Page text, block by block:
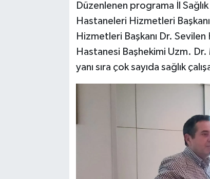
Düzenlenen programa İl
Hastaneleri Hizmetleri
Hizmetleri Başkanı Dr.
Hastanesi Başhekimi Uzm.
yanı sıra çok sayıda sağlık